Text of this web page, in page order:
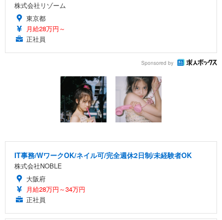
株式会社リゾーム
東京都
月給28万円～
正社員
Sponsored by
IT事務/WワークOK/ネイル可/完全週休2日制/未経験者OK
株式会社NOBLE
大阪府
月給28万円～34万円
正社員